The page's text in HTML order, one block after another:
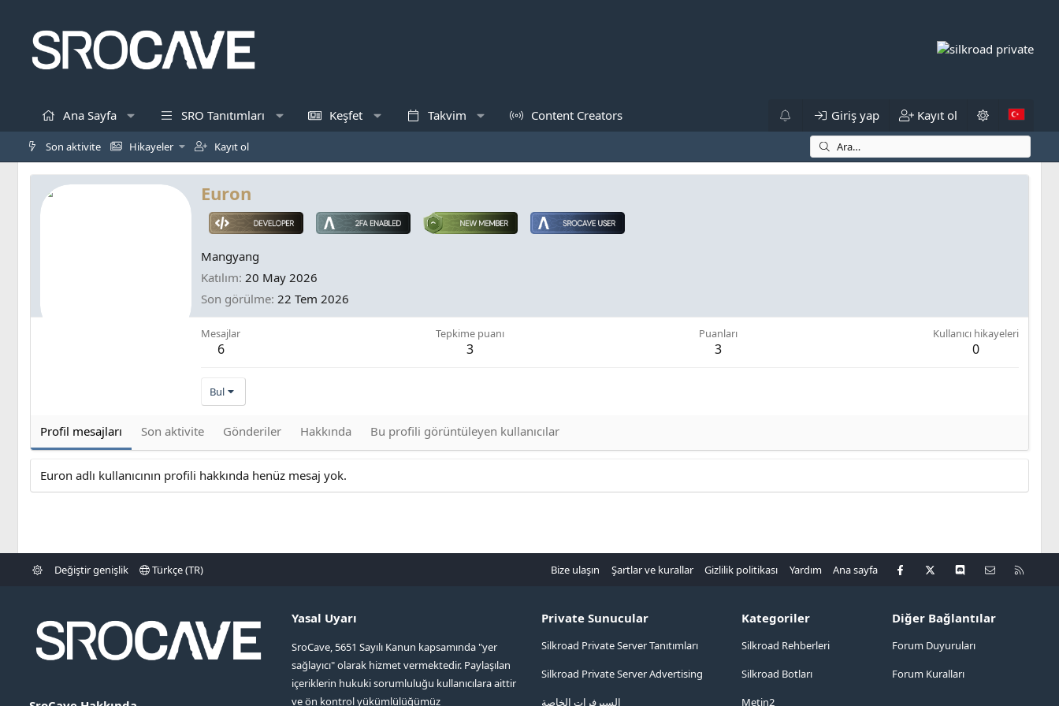
Ana Sayfa SRO Tanıtımları Keşfet Takvim Content Creators Giriş yap Kayıt ol
Son aktivite Hikayeler Kayıt ol
Euron
Mangyang
Katılım 20 May 2026
Son görülme 22 Tem 2026
Mesajlar
6
Tepkime puanı
3
Puanları
3
Kullanıcı hikayeleri
0
Bul
Profil mesajları Son aktivite Gönderiler Hakkında Bu profili görüntüleyen kullanıcılar
Euron adlı kullanıcının profili hakkında henüz mesaj yok.
Değiştir genişlik Türkçe (TR) Bize ulaşın Şartlar ve kurallar Gizlilik politikası Yardım Ana sayfa Facebook
X Discord Bize ulaşın
Yasal Uyarı
SroCave, 5651 Sayılı Kanun kapsamında "yer
sağlayıcı" olarak hizmet vermektedir. Paylaşılan
içeriklerin hukuki sorumluluğu kullanıcılara aittir
ve ön kontrol yükümlülüğümüz
Private Sunucular
Silkroad Private Server Tanıtımları
Silkroad Private Server Advertising
السيرفرات الخاصة
Kategoriler
Silkroad Rehberleri
Silkroad Botları
Metin2
Diğer Bağlantılar
Forum Duyuruları
Forum Kuralları